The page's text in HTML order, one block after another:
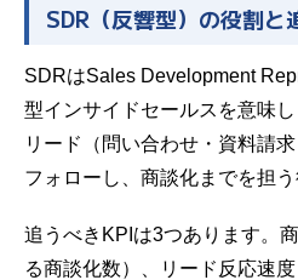
SDR（反響型）の役割と
SDRはSales Development
型インサイドセールスを意味
リード（問い合わせ・資料請
フォローし、商談化までを担う
追うべきKPIは3つあります。
る商談化数）、リード反応速